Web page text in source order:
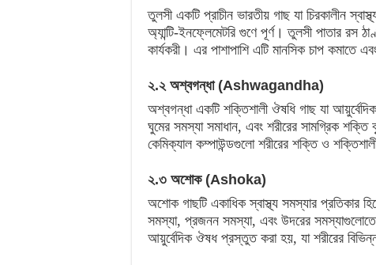
তুলসী একটি প্রাচীন ভারতীয় গাছ যা চিরকালীন
অ্যান্টি-ইনফ্লেমেটরি গুণে পূর্ণ। তুলসী পাতার রস
কার্যকরী। এর পাশাপাশি এটি মানসিক চাপ কমাতে
২.২ অশ্বগন্ধা (Ashwagandha)
অশ্বগন্ধা একটি শক্তিশালী ঔষধি গাছ যা
ঘুমের সমস্যা সমাধান, এবং শরীরের সামগ্রিক
কেমিক্যাল কম্পাউন্ডগুলো শরীরের শক্তি ও
২.৩ অশোক (Ashoka)
অশোক গাছটি একাধিক স্বাস্থ্য সমস্যার প্রতিকার
সমস্যা, প্রজনন সমস্যা, এবং উদরের
আয়ুর্বেদিক ঔষধ প্রস্তুত করা হয়, যা শরীরের